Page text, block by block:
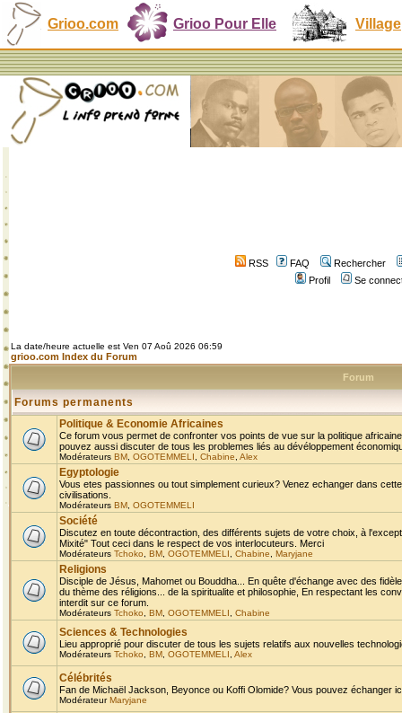
Grioo.com Grioo Pour Elle Village
RSS FAQ
Rechercher
Profil
Se
La date/heure actuelle est Ven 07 Aoû 2026 06:59
grioo.com Index du Forum
Forum
Forums permanents
Politique & Economie Africaines
Ce forum vous permet de confronter vos points de vue sur la politique
pouvez aussi discuter de tous les problemes liés au dévéloppement
Modérateurs BM OGOTEMMELI Chabine Alex
Egyptologie
Vous etes passionnes ou tout simplement curieux? Venez echanger dans
civilisations.
Modérateurs BM OGOTEMMELI
Société
Discutez en toute décontraction, des différents sujets de votre choix, à
Mixité" Tout ceci dans le respect de vos interlocuteurs. Merci
Modérateurs Tchoko BM OGOTEMMELI Chabine Maryjane
Religions
Disciple de Jésus, Mahomet ou Bouddha... En quête d'échange avec des
du thème des réligions... de la spiritualite et philosophie, En respectant les
interdit sur ce forum.
Modérateurs Tchoko BM OGOTEMMELI Chabine
Sciences & Technologies
Lieu approprié pour discuter de tous les sujets relatifs aux nouvelles
Modérateurs Tchoko BM OGOTEMMELI Alex
Célébrités
Fan de Michaël Jackson, Beyonce ou Koffi Olomide? Vous pouvez échanger
ModérateurMaryjane